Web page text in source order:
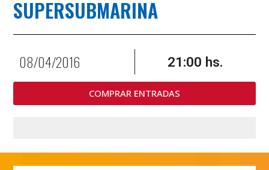
SUPERSUBMARINA
08/04/2016 21:00 hs.
COMPRAR ENTRADAS